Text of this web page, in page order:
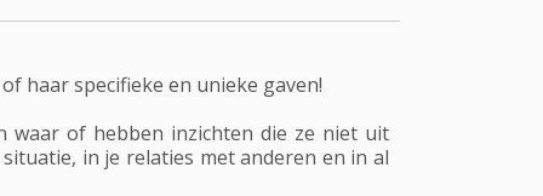
haar specifieke en unieke gaven!
waar of hebben inzichten die ze niet uit
in je relaties met anderen en in al